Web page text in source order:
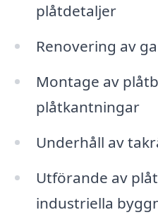
plåtdetaljer
Renovering av
Montage av
plåtkantningar
Underhåll av
Utförande av
industriella